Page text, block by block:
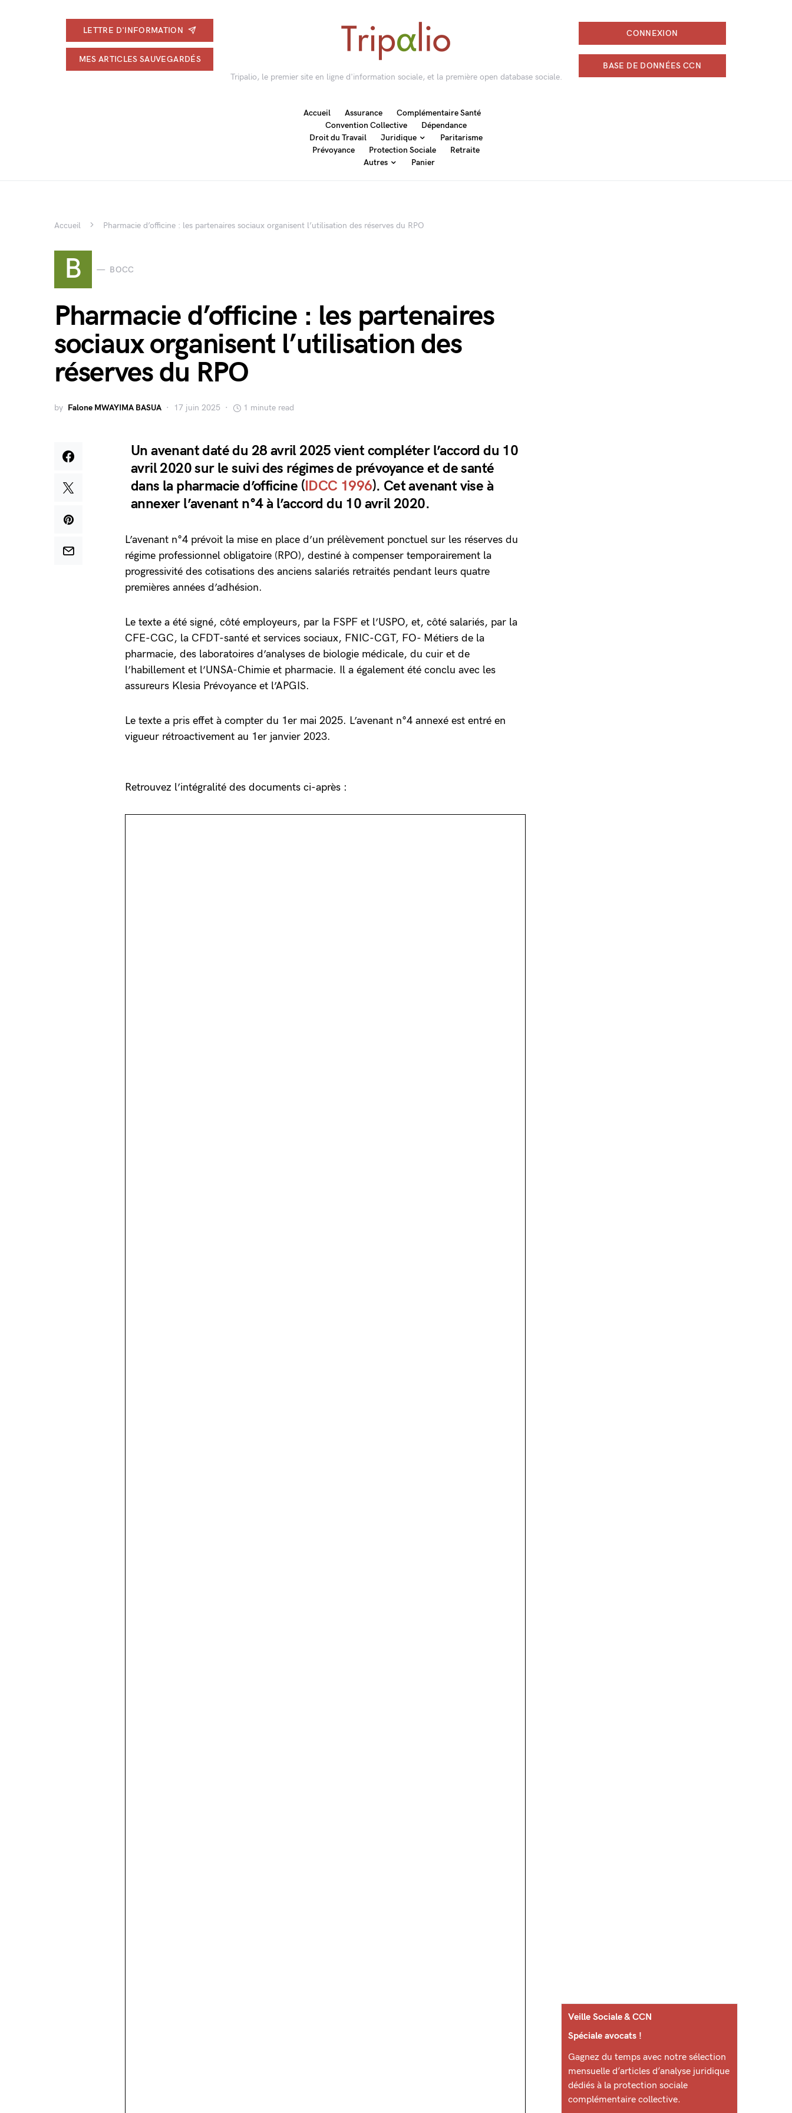
LETTRE D'INFORMATION
MES ARTICLES SAUVEGARDÉS
Tripalio, le premier site en ligne d'information sociale, et la première open database sociale.
CONNEXION
BASE DE DONNÉES CCN
Accueil Assurance
Complémentaire Santé
Convention Collective
Dépendance
Droit du Travail
Juridique
Paritarisme
Prévoyance
Protection Sociale
Retraite
Autres
Panier
Accueil Pharmacie d’officine : les partenaires sociaux organisent l’utilisation des réserves du RPO
B BOCC
Pharmacie d’officine : les partenaires
sociaux organisent l’utilisation des
réserves du RPO
by Falone MWAYIMA BASUA 17 juin 2025 1 minute read
Un avenant daté du 28 avril 2025 vient compléter l’accord du 10
avril 2020 sur le suivi des régimes de prévoyance et de santé
dans la pharmacie d’officine (IDCC 1996). Cet avenant vise à
annexer l’avenant n°4 à l’accord du 10 avril 2020.
L’avenant n°4 prévoit la mise en place d’un prélèvement ponctuel sur les réserves du
régime professionnel obligatoire (RPO), destiné à compenser temporairement la
progressivité des cotisations des anciens salariés retraités pendant leurs quatre
premières années d’adhésion.
Le texte a été signé, côté employeurs, par la FSPF et l’USPO, et, côté salariés, par la
CFE-CGC, la CFDT-santé et services sociaux, FNIC-CGT, FO- Métiers de la
pharmacie, des laboratoires d’analyses de biologie médicale, du cuir et de
l’habillement et l’UNSA-Chimie et pharmacie. Il a également été conclu avec les
assureurs Klesia Prévoyance et l’APGIS.
Le texte a pris effet à compter du 1er mai 2025. L’avenant n°4 annexé est entré en
vigueur rétroactivement au 1er janvier 2023.
Retrouvez l’intégralité des documents ci-après :
Veille Sociale & CCN
Spéciale avocats !
Gagnez du temps avec notre sélection
mensuelle d’articles d’analyse juridique
dédiés à la protection sociale
complémentaire collective.